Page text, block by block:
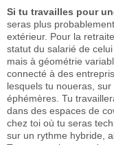
Si tu travailles pour
seras plus
extérieur. Pour la
statut du salarié de
mais à géométrie
connecté à des
lesquels tu noueras,
éphémères. Tu
dans des espaces de
chez toi où tu seras
sur un rythme hybride,